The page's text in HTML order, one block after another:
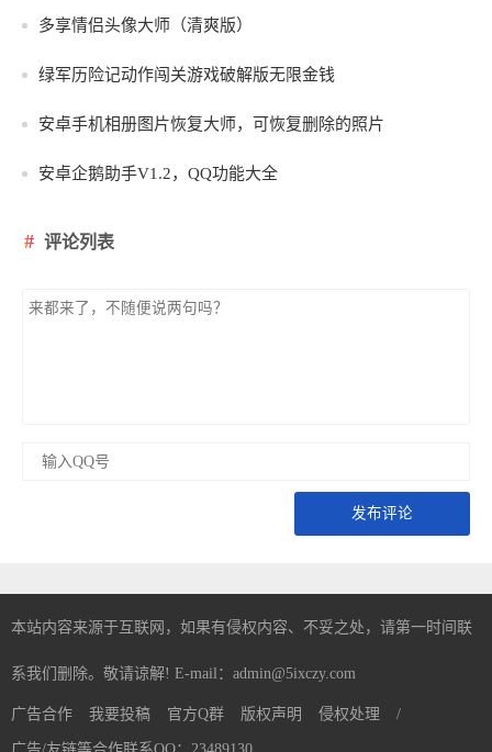
多享情侣头像大师（清爽版）
绿军历险记动作闯关游戏破解版无限金钱
安卓手机相册图片恢复大师，可恢复删除的照片
安卓企鹅助手V1.2，QQ功能大全
评论列表
发布评论
本站内容来源于互联网，如果有侵权内容、不妥之处，请第一时间联
系我们删除。敬请谅解! E-mail：admin@5ixczy.com
广告合作 我要投稿 官方Q群 版权声明 侵权处理 /
广告/友链等合作联系QQ：23489130